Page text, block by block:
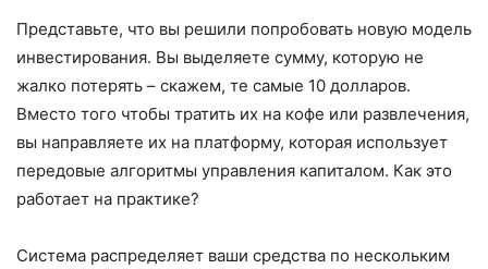
Представьте, что вы решили попробовать новую модель
инвестирования. Вы выделяете сумму, которую не
жалко потерять – скажем, те самые 10 долларов.
Вместо того чтобы тратить их на кофе или развлечения,
вы направляете их на платформу, которая использует
передовые алгоритмы управления капиталом. Как это
работает на практике?
Система распределяет ваши средства по нескольким